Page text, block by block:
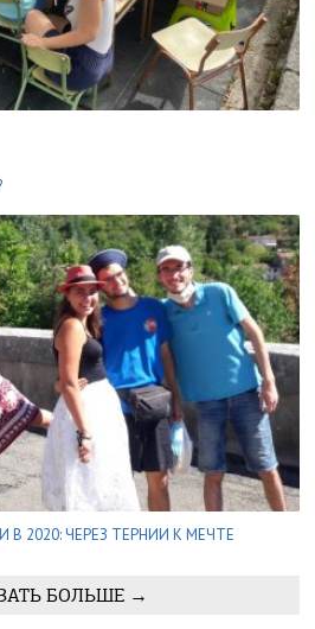
2020: ЧЕРЕЗ ТЕРНИИ К МЕЧТЕ
БОЛЬШЕ →